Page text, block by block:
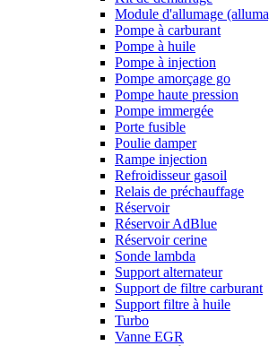
Module d'allumage
Pompe à carburant
Pompe à huile
Pompe à injection
Pompe amorçage go
Pompe haute pression
Pompe immergée
Porte fusible
Poulie damper
Rampe injection
Refroidisseur gasoil
Relais de préchauffage
Réservoir
Réservoir AdBlue
Réservoir cerine
Sonde lambda
Support alternateur
Support de filtre carburant
Support filtre à huile
Turbo
Vanne EGR